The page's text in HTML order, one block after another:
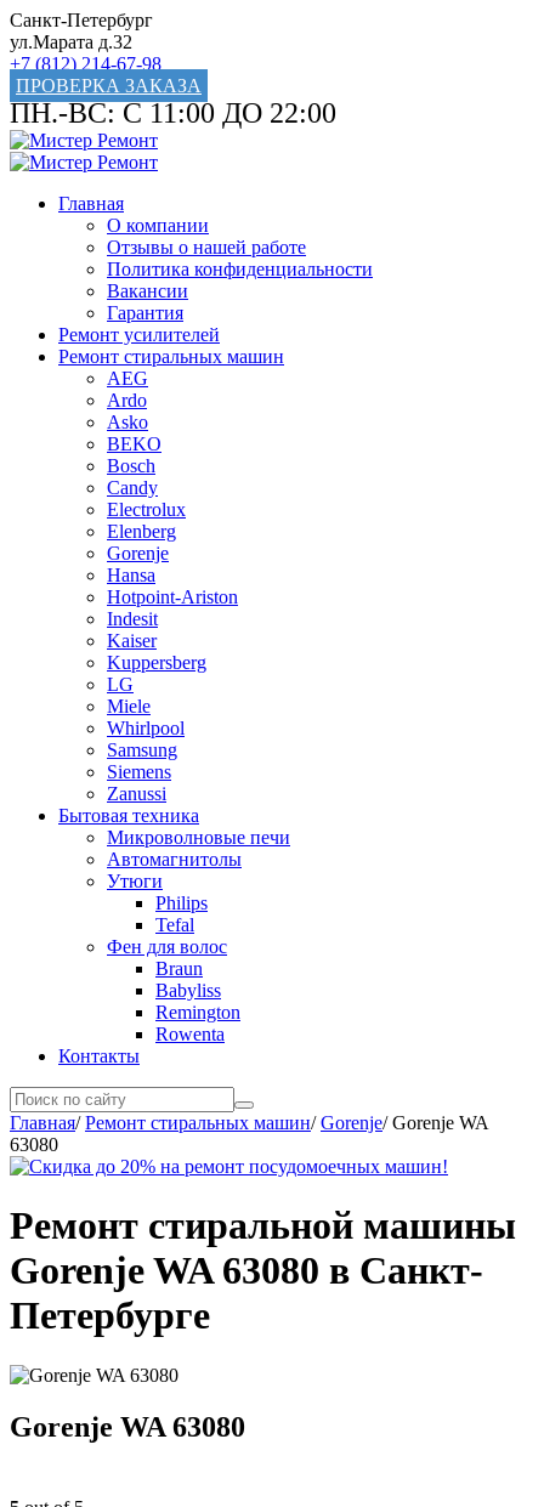
Санкт-Петербург
ул.Марата д.32
+7 (812) 214-67-98
ПРОВЕРКА ЗАКАЗА
ПН.-ВС: С 11:00 ДО 22:00
Главная
О компании
Отзывы о нашей работе
Политика конфиденциальности
Вакансии
Гарантия
Ремонт усилителей
Ремонт стиральных машин
AEG
Ardo
Asko
BEKO
Bosch
Candy
Electrolux
Elenberg
Gorenje
Hansa
Hotpoint-Ariston
Indesit
Kaiser
Kuppersberg
LG
Miele
Whirlpool
Samsung
Siemens
Zanussi
Бытовая техника
Микроволновые печи
Автомагнитолы
Утюги
Philips
Tefal
Фен для волос
Braun
Babyliss
Remington
Rowenta
Контакты
Главная/Ремонт стиральных машин/Gorenje/Gorenje WA
63080
Ремонт стиральной машины
Gorenje WA 63080 в Санкт-
Петербурге
Gorenje WA 63080